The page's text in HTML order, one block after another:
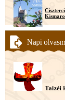
Napi
Taizéi